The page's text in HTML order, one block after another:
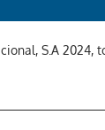
S.A 2024,